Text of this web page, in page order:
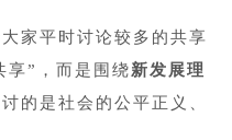
家平时讨论较多的共享
享”，而是围绕新发展理
的是社会的公平正义、